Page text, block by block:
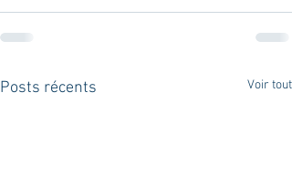
Posts récents Voir tout